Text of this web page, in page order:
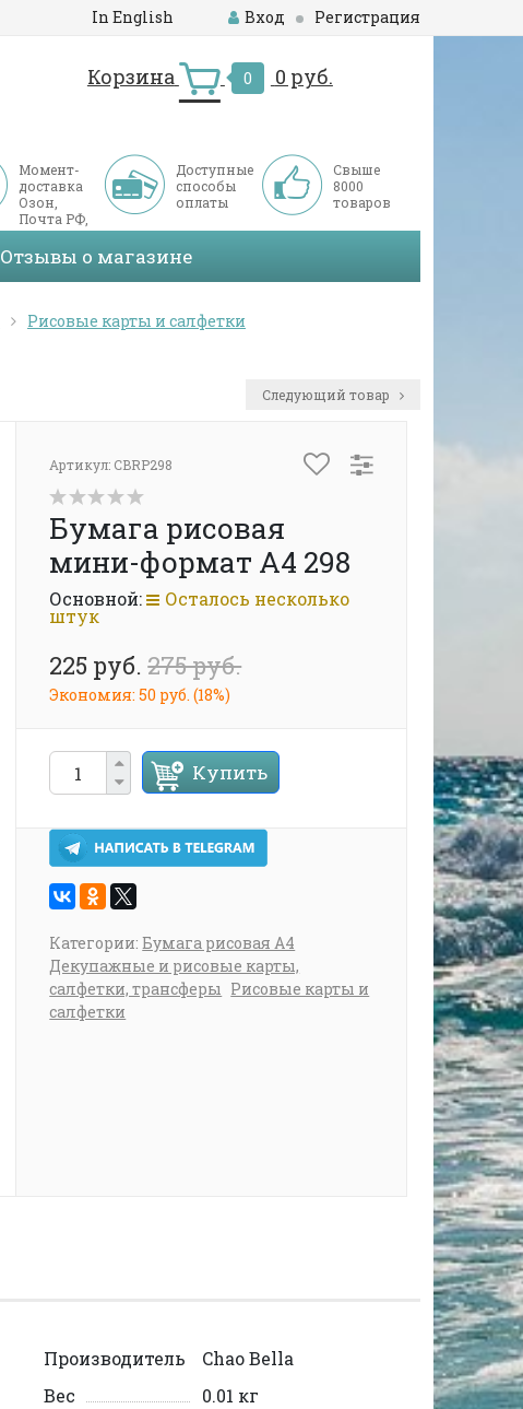
In English Вход Регистрация
Корзина 0 0 руб.
Момент-
доставка
Озон,
Почта РФ,
СДЭК
Доступные
способы
оплаты
Свыше
8000
товаров
Отзывы о магазине
Рисовые карты и салфетки
Следующий товар
Артикул: CBRP298
Бумага рисовая
мини-формат A4 298
Основной: Осталось несколько
штук
225 руб. 275 руб.
Экономия:50 руб. (18%)
Купить
Категории:Бумага рисовая А4
Декупажные и рисовые карты,
салфетки, трансферы Рисовые карты и
салфетки
Производитель
Chao Bella
Вес
0.01 кг